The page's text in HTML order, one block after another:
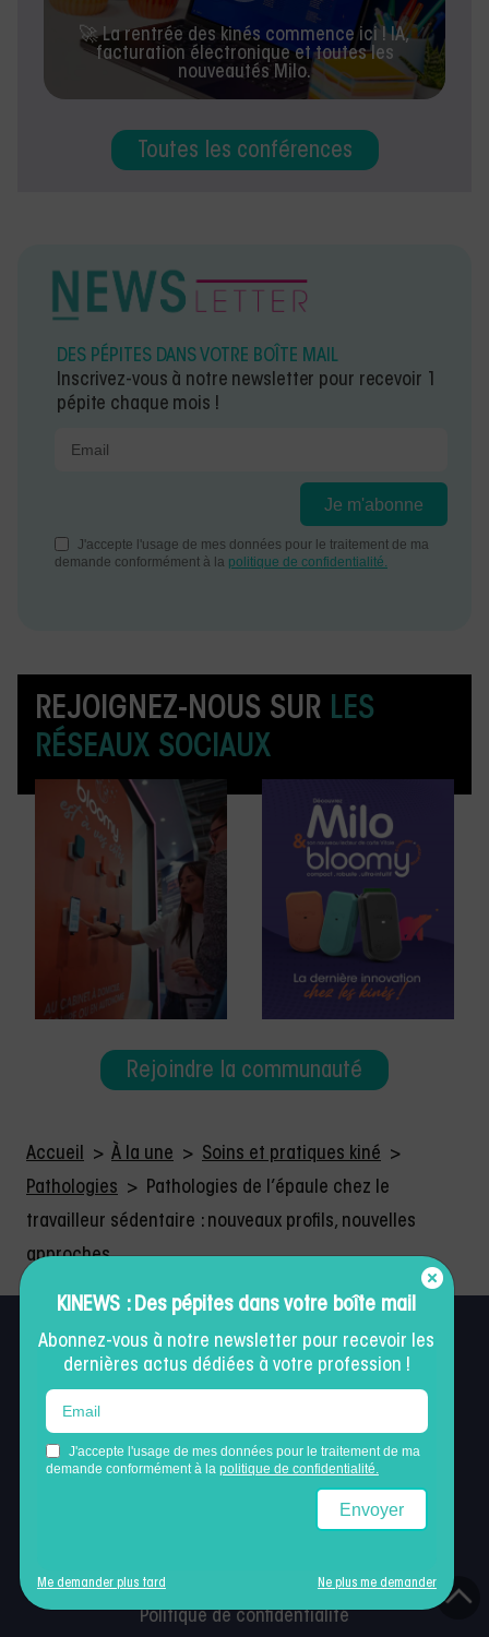
🚀 La rentrée des kinés commence ici ! IA,
facturation électronique et toutes les
nouveautés Milo.
Toutes les conférences
DES PÉPITES DANS VOTRE BOÎTE MAIL
Inscrivez-vous à notre newsletter pour recevoir 1
pépite chaque mois !
REJOIGNEZ-NOUS SUR LES
RÉSEAUX SOCIAUX
Rejoindre la communauté
Accueil > À la une > Soins et pratiques kiné >
Pathologies > Pathologies de l’épaule chez le
travailleur sédentaire : nouveaux profils, nouvelles
approches.
Politique de confidentialité
KINEWS : Des pépites dans votre boîte mail
Abonnez-vous à notre newsletter pour recevoir les
dernières actus dédiées à votre profession !
Me demander plus tard Ne plus me demander